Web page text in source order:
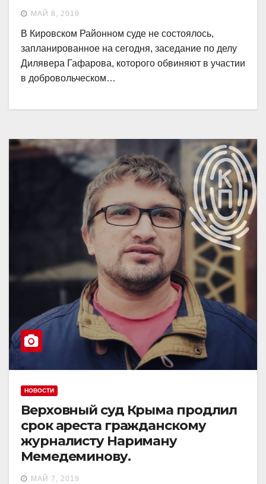
МАЙ 8, 2019
В Кировском Районном суде не состоялось,
запланированное на сегодня, заседание по делу
Дилявера Гафарова, которого обвиняют в участии
в добровольческом…
НОВОСТИ
Верховный суд Крыма продлил
срок ареста гражданскому
журналисту Нариману
Мемедеминову.
МАЙ 7, 2019